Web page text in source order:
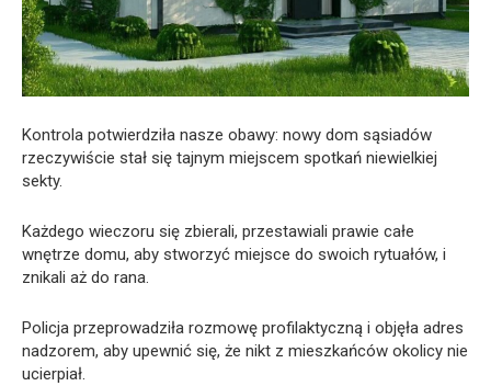
Kontrola potwierdziła nasze obawy: nowy dom sąsiadów
rzeczywiście stał się tajnym miejscem spotkań niewielkiej
sekty.
Każdego wieczoru się zbierali, przestawiali prawie całe
wnętrze domu, aby stworzyć miejsce do swoich rytuałów, i
znikali aż do rana.
Policja przeprowadziła rozmowę profilaktyczną i objęła adres
nadzorem, aby upewnić się, że nikt z mieszkańców okolicy nie
ucierpiał.